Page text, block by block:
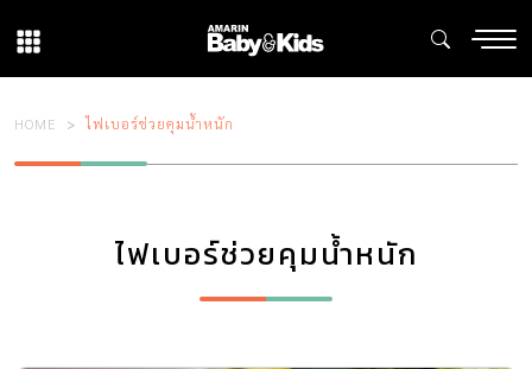
HOME ไฟเบอร์ช่วยคุมน้ำหนัก
ไฟเบอร์ช่วยคุมน้ำหนัก